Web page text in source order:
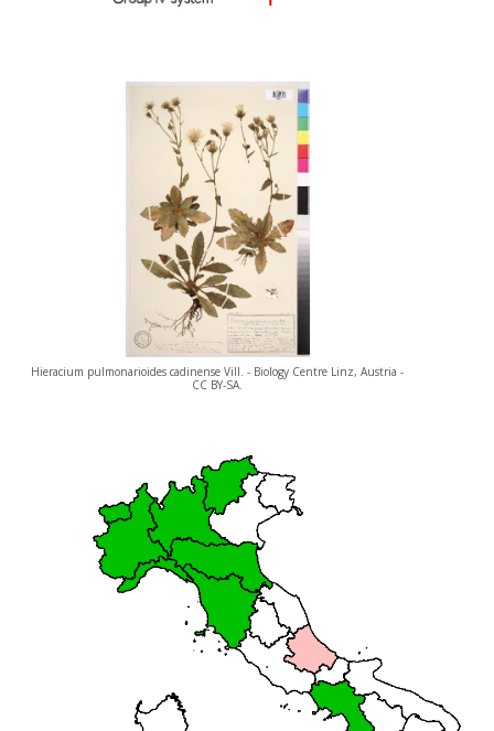
Hieracium pulmonarioides cadinense Vill. - Biology Centre Linz, Austria -
CC BY-SA.